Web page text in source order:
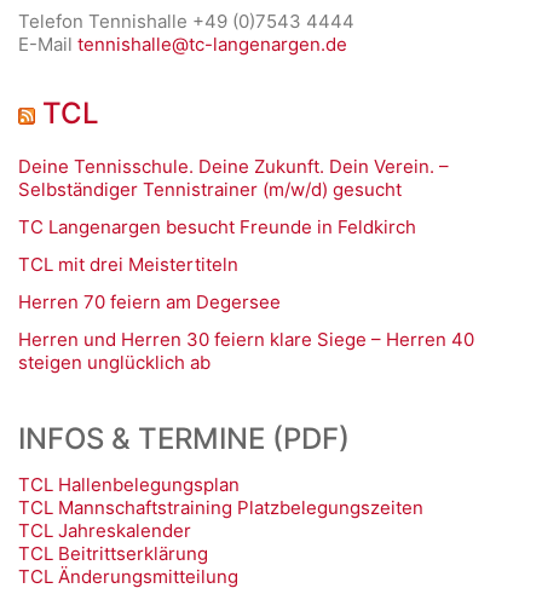
Telefon Tennishalle +49 (0)7543 4444
E-Mail tennishalle@tc-langenargen.de
TCL
Deine Tennisschule. Deine Zukunft. Dein Verein. –
Selbständiger Tennistrainer (m/w/d) gesucht
TC Langenargen besucht Freunde in Feldkirch
TCL mit drei Meistertiteln
Herren 70 feiern am Degersee
Herren und Herren 30 feiern klare Siege – Herren 40
steigen unglücklich ab
INFOS & TERMINE (PDF)
TCL Hallenbelegungsplan
TCL Mannschaftstraining Platzbelegungszeiten
TCL Jahreskalender
TCL Beitrittserklärung
TCL Änderungsmitteilung